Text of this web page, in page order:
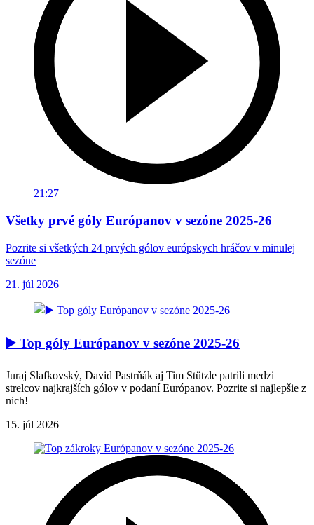
21:27
Všetky prvé góly Európanov v sezóne 2025-26
Pozrite si všetkých 24 prvých gólov európskych hráčov v minulej
sezóne
21. júl 2026
▶️ Top góly Európanov v sezóne 2025-26
Juraj Slafkovský, David Pastrňák aj Tim Stützle patrili medzi
strelcov najkrajších gólov v podaní Európanov. Pozrite si najlepšie z
nich!
15. júl 2026